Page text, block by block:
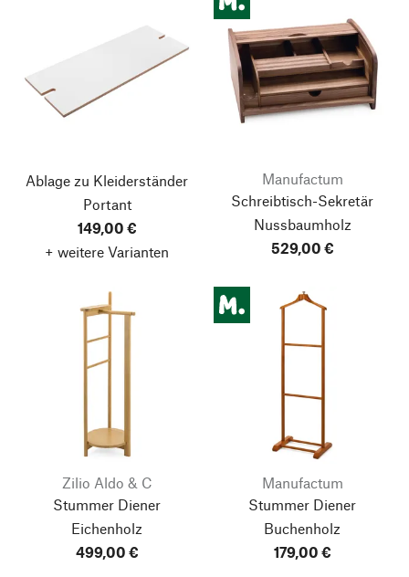
Ablage zu Kleiderständer
Portant
149,00 €
+ weitere Varianten
Manufactum
Schreibtisch-Sekretär
Nussbaumholz
529,00 €
Zilio Aldo & C
Stummer Diener
Eichenholz
499,00 €
Manufactum
Stummer Diener
Buchenholz
179,00 €